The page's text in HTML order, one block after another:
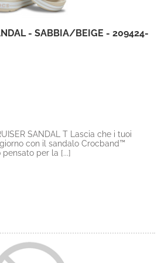
- SABBIA/BEIGE - 209424-
SANDAL T Lascia che i tuoi
con il sandalo Crocband™
pensato per la [...]